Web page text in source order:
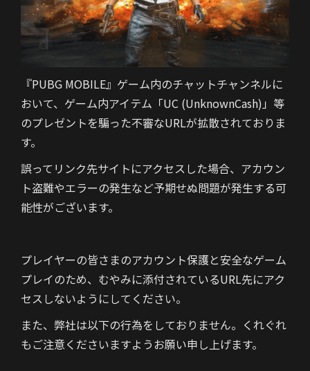
『PUBG MOBILE』ゲーム内のチャットチャンネルに
おいて、ゲーム内アイテム「UC (UnknownCash)」等
のプレゼントを騙った不審なURLが拡散されておりま
す。
誤ってリンク先サイトにアクセスした場合、アカウン
ト盗難やエラーの発生など予期せぬ問題が発生する可
能性がございます。
プレイヤーの皆さまのアカウント保護と安全なゲーム
プレイのため、 むやみに添付されているURL先にアク
セスしないようにしてください。
また、弊社は以下の行為をしておりません。 くれぐれ
もご注意くださいますようお願い申し上げます。